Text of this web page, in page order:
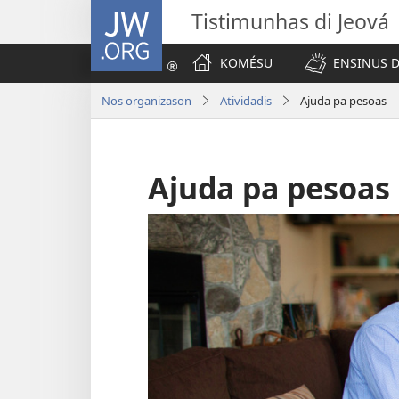
JW.ORG Tistimunhas di Jeová
KOMÉSU
ENSINUS
Nos organizason Atividadis Ajuda pa pesoas
Ajuda pa pesoas